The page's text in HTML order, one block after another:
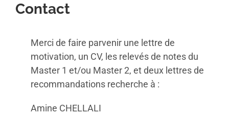
Contact
Merci de faire parvenir une lettre de
motivation, un CV, les relevés de notes du
Master 1 et/ou Master 2, et deux lettres de
recommandations recherche à :
Amine CHELLALI